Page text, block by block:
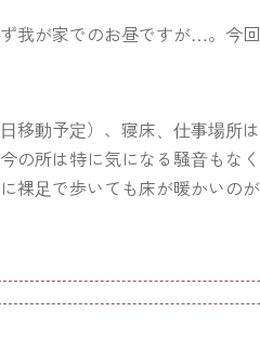
我が家でのお昼ですが…。今回
移動予定）、寝床、仕事場所
の所は特に気になる騒音もな
裸足で歩いても床が暖かいの